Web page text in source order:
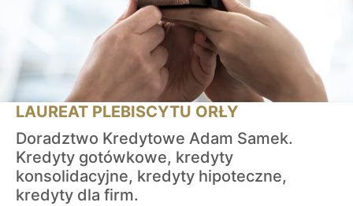
LAUREAT PLEBISCYTU ORŁY
Doradztwo Kredytowe Adam Samek.
Kredyty gotówkowe, kredyty
konsolidacyjne, kredyty hipoteczne,
kredyty dla firm.